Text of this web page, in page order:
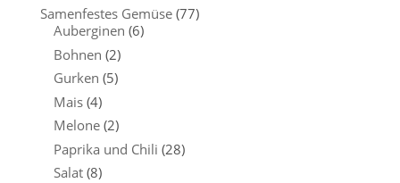
Samenfestes Gemüse (77)
Auberginen (6)
Bohnen (2)
Gurken (5)
Mais (4)
Melone (2)
Paprika und Chili (28)
Salat (8)